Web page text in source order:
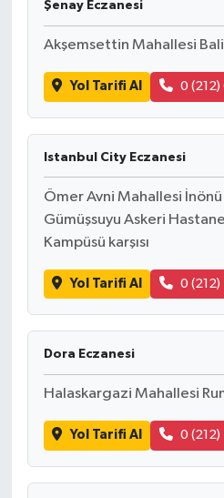
Şenay Eczanesi
Akşemsettin Mahallesi
Yol Tarifi Al 0 (212)
Istanbul City Eczanesi
Ömer Avni Mahallesi
Gümüşsuyu Askeri
Kampüsü karşısı
Yol Tarifi Al 0
Dora Eczanesi
Halaskargazi Mahallesi
Yol Tarifi Al 0